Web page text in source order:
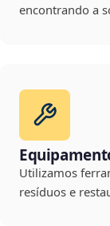
encontrando a
Utilizamos
resíduos e